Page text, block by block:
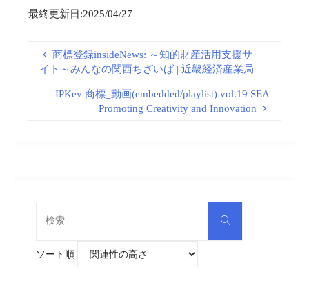
最終更新日:2025/04/27
商標登録insideNews: ～知的財産活用支援サ
イト～みんなの関西ちざいば | 近畿経済産業局
IPKey 商標_動画(embedded/playlist) vol.19 SEA
Promoting Creativity and Innovation
検
ソート順